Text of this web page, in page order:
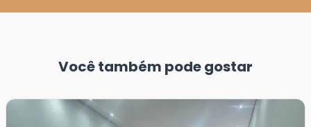
Você também pode gostar